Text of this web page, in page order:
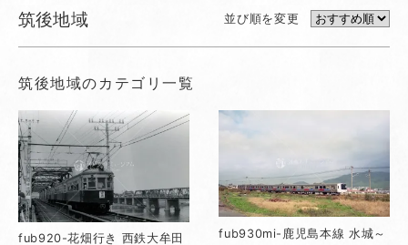
筑後地域 並び順を変更
筑後地域のカテゴリ一覧
fub920-花畑行き 西鉄大牟田
fub930mi-鹿児島本線 水城～